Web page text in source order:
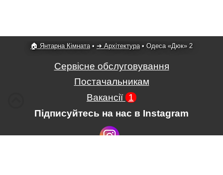
🏠 Янтарна Кімната• ➜ Архітектура• Одеса «Дюк» 2
Сервісне обслуговування
Постачальникам
Вакансії 1
Підписуйтесь на нас в Instagram